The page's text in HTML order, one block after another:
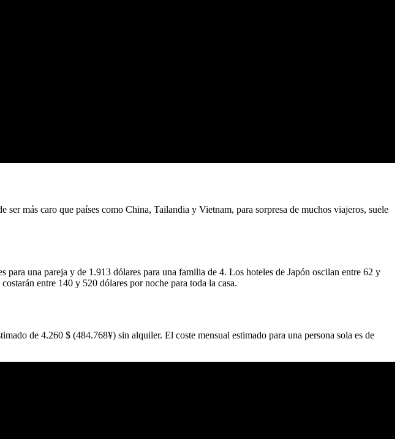
más caro que países como China, Tailandia y Vietnam, para sorpresa de muchos viajeros, suele
una pareja y de 1.913 dólares para una familia de 4. Los hoteles de Japón oscilan entre 62 y
entre 140 y 520 dólares por noche para toda la casa.
de 4.260 $ (484.768¥) sin alquiler. El coste mensual estimado para una persona sola es de